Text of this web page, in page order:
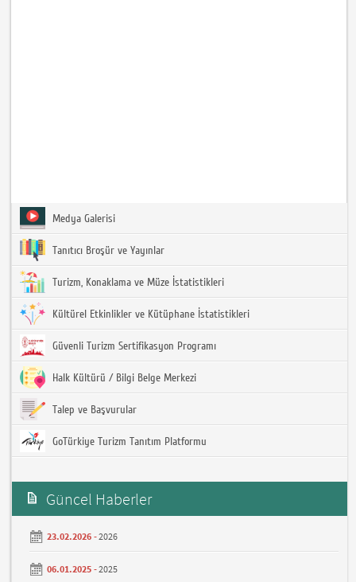
Medya Galerisi
Tanıtıcı Broşür ve Yayınlar
Turizm, Konaklama ve Müze İstatistikleri
Kültürel Etkinlikler ve Kütüphane İstatistikleri
Güvenli Turizm Sertifikasyon Programı
Halk Kültürü / Bilgi Belge Merkezi
Talep ve Başvurular
GoTürkiye Turizm Tanıtım Platformu
Güncel Haberler
23.02.2026 -2026
06.01.2025 -2025